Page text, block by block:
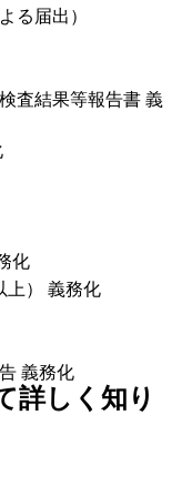
る届出）
査結果等報告書 義
化
） 義務化
義務化
詳しく知り